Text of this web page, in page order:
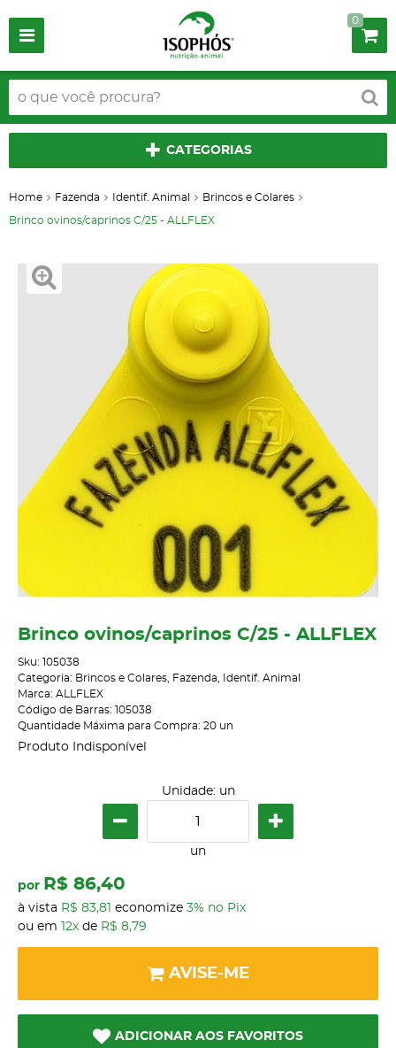
0
CATEGORIAS
Home Fazenda Identif. Animal Brincos e Colares
Brinco ovinos/caprinos C/25 - ALLFLEX
Brinco ovinos/caprinos C/25 - ALLFLEX
Sku: 105038
Categoria: Brincos e Colares Fazenda
Identif. Animal
Marca: ALLFLEX
Código de Barras: 105038
Quantidade Máxima para Compra: 20 un
Produto Indisponível
Unidade: un
un
por R$ 86,40
à vista R$ 83,81 economize 3% no Pix
ou em
12x de R$ 8,79
AVISE-ME
ADICIONAR AOS FAVORITOS